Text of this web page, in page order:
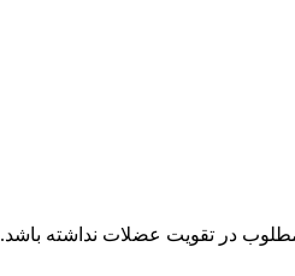
در تقویت عضلات نداشته باشد.